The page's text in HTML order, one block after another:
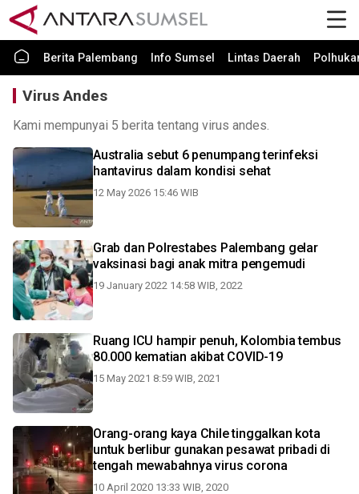
Berita Palembang Info Sumsel Lintas Daerah
Virus Andes
Kami mempunyai 5 berita tentang virus andes.
Australia sebut 6 penumpang terinfeksi
hantavirus dalam kondisi sehat
12 May 2026 15:46 WIB
Grab dan Polrestabes Palembang gelar
vaksinasi bagi anak mitra pengemudi
19 January 2022 14:58 WIB, 2022
Ruang ICU hampir penuh, Kolombia tembus
80.000 kematian akibat COVID-19
15 May 2021 8:59 WIB, 2021
Orang-orang kaya Chile tinggalkan kota
untuk berlibur gunakan pesawat pribadi di
tengah mewabahnya virus corona
10 April 2020 13:33 WIB, 2020